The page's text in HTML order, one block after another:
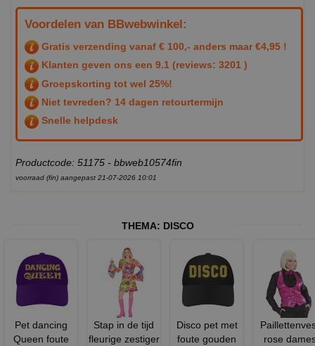
Voordelen van BBwebwinkel:
Gratis verzending vanaf € 100,- anders maar €4,95 !
Klanten geven ons een 9.1 (reviews: 3201 )
Groepskorting tot wel 25%!
Niet tevreden? 14 dagen retourtermijn
Snelle helpdesk
Productcode: 51175 - bbweb10574fin
voorraad (fin) aangepast 21-07-2026 10:01
THEMA: DISCO
Pet dancing
Queen foute
Stap in de tijd
fleurige zestiger
Disco pet met
foute gouden
rose